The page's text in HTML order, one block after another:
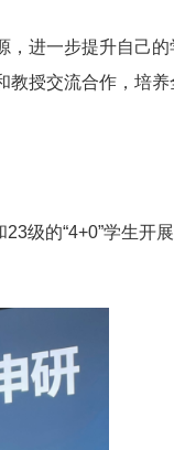
，进一步提升自己
教授交流合作，培
级的“4+0”学生开